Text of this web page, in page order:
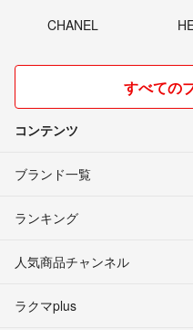
CHANEL
すべての
コンテンツ
ブランド一覧
ランキング
人気商品チャンネル
ラクマplus